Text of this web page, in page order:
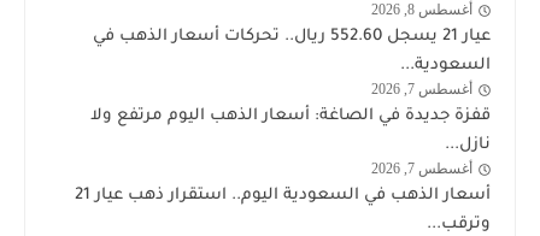
اخبار
أغسطس 8, 2026
عيار 21 يسجل 552.60 ريال.. تحركات أسعار الذهب في
السعودية...
اخبار
أغسطس 7, 2026
قفزة جديدة في الصاغة: أسعار الذهب اليوم مرتفع ولا
نازل...
اخبار
أغسطس 7, 2026
أسعار الذهب في السعودية اليوم.. استقرار ذهب عيار 21
وترقب...